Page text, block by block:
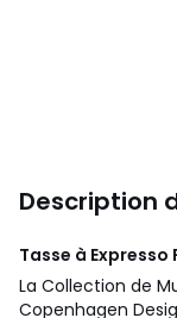
Description
Tasse à Expresso
La Collection de
Copenhagen